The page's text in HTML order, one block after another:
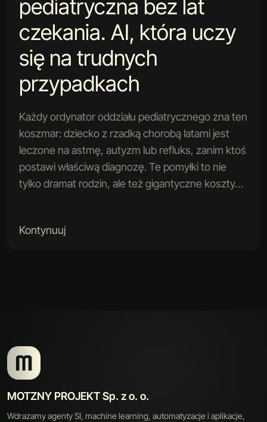
pediatryczna bez lat
czekania. AI, która uczy
się na trudnych
przypadkach
Każdy ordynator oddziału pediatrycznego zna ten
koszmar: dziecko z rzadką chorobą latami jest
leczone na astmę, autyzm lub refluks, zanim ktoś
postawi właściwą diagnozę. Te pomyłki to nie
tylko dramat rodzin, ale też gigantyczne koszty…
Kontynuuj
MOTZNY PROJEKT Sp. z o. o.
Wdrazamy agenty SI, machine learning, automatyzacje i aplikacje,